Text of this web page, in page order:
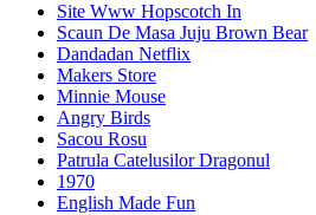
Site Www Hopscotch In
Scaun De Masa Juju Brown Bear
Dandadan Netflix
Makers Store
Minnie Mouse
Angry Birds
Sacou Rosu
Patrula Catelusilor Dragonul
1970
English Made Fun